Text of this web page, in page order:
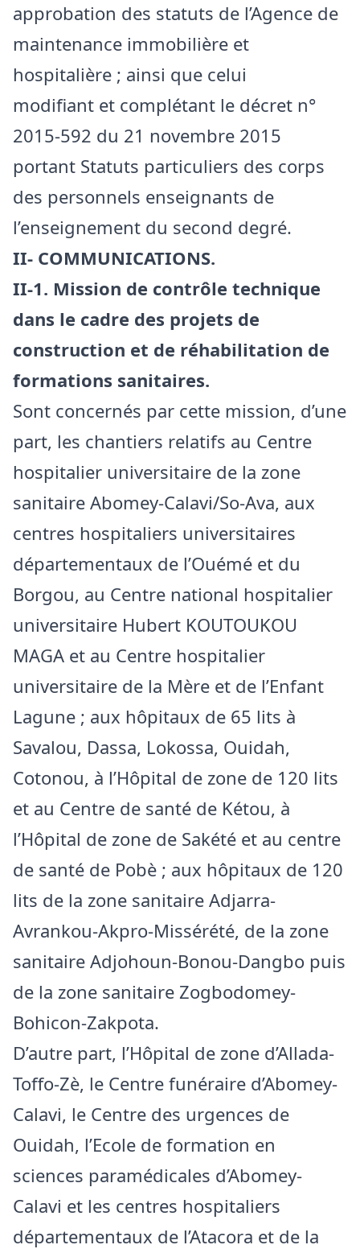
approbation des statuts de l’Agence de
maintenance immobilière et
hospitalière ; ainsi que celui
modifiant et complétant le décret n°
2015-592 du 21 novembre 2015
portant Statuts particuliers des corps
des personnels enseignants de
l’enseignement du second degré.
II- COMMUNICATIONS.
II-1. Mission de contrôle technique
dans le cadre des projets de
construction et de réhabilitation de
formations sanitaires.
Sont concernés par cette mission, d’une
part, les chantiers relatifs au Centre
hospitalier universitaire de la zone
sanitaire Abomey-Calavi/So-Ava, aux
centres hospitaliers universitaires
départementaux de l’Ouémé et du
Borgou, au Centre national hospitalier
universitaire Hubert KOUTOUKOU
MAGA et au Centre hospitalier
universitaire de la Mère et de l’Enfant
Lagune ; aux hôpitaux de 65 lits à
Savalou, Dassa, Lokossa, Ouidah,
Cotonou, à l’Hôpital de zone de 120 lits
et au Centre de santé de Kétou, à
l’Hôpital de zone de Sakété et au centre
de santé de Pobè ; aux hôpitaux de 120
lits de la zone sanitaire Adjarra-
Avrankou-Akpro-Missérété, de la zone
sanitaire Adjohoun-Bonou-Dangbo puis
de la zone sanitaire Zogbodomey-
Bohicon-Zakpota.
D’autre part, l’Hôpital de zone d’Allada-
Toffo-Zè, le Centre funéraire d’Abomey-
Calavi, le Centre des urgences de
Ouidah, l’Ecole de formation en
sciences paramédicales d’Abomey-
Calavi et les centres hospitaliers
départementaux de l’Atacora et de la